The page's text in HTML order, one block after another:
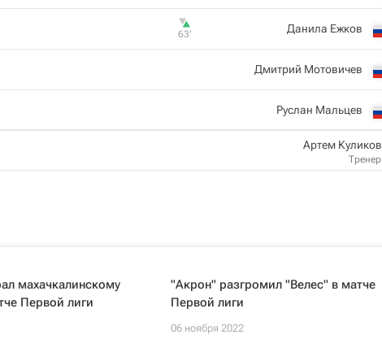
Данила Ежков
63‎’‎
Дмитрий Мотовичев
Руслан Мальцев
Артем Куликов
Тренер
махачкалинскому
Первой лиги
"Акрон" разгромил "Велес" в матче
Первой лиги
06 ноября 2022